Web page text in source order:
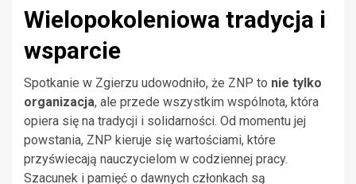
Wielopokoleniowa tradycja i
wsparcie
Spotkanie w Zgierzu udowodniło, że ZNP to nie tylko
organizacja, ale przede wszystkim wspólnota, która
opiera się na tradycji i solidarności. Od momentu jej
powstania, ZNP kieruje się wartościami, które
przyświecają nauczycielom w codziennej pracy.
Szacunek i pamięć o dawnych członkach są